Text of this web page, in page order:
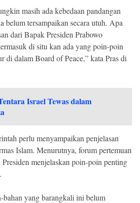
masih ada kebedaan pandangan
belum tersampaikan secara utuh. Apa
dari Bapak Presiden Prabowo
di situ kan ada yang poin-poin
di dalam Board of Peace,” kata Pras di
Israel Tewas dalam
perlu menyampaikan penjelasan
Islam. Menurutnya, forum pertemuan
menjelaskan poin-poin penting
bahan yang barangkali ini belum